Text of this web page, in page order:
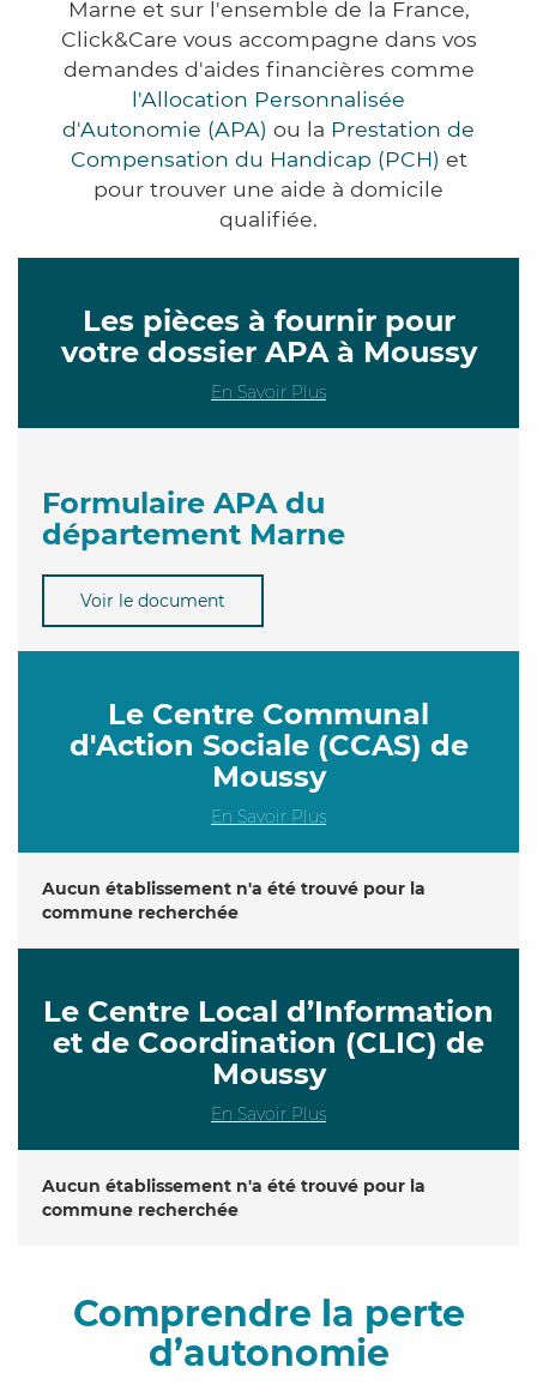
Marne et sur l'ensemble de la France,
Click&Care vous accompagne dans vos
demandes d'aides financières comme
l'Allocation Personnalisée
d'Autonomie (APA) ou la Prestation de
Compensation du Handicap (PCH) et
pour trouver une aide à domicile
qualifiée.
Les pièces à fournir pour
votre dossier APA à Moussy
En Savoir Plus
Formulaire APA du
département Marne
Voir le document
Le Centre Communal
d'Action Sociale (CCAS) de
Moussy
En Savoir Plus
Aucun établissement n'a été trouvé pour la
commune recherchée
Le Centre Local d’Information
et de Coordination (CLIC) de
Moussy
En Savoir Plus
Aucun établissement n'a été trouvé pour la
commune recherchée
Comprendre la perte
d’autonomie